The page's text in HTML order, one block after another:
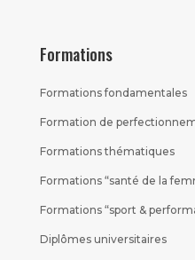
Formations
Formations fondamentales
Formation de
Formations thématiques
Formations “santé de la
Formations “sport &
Diplômes universitaires